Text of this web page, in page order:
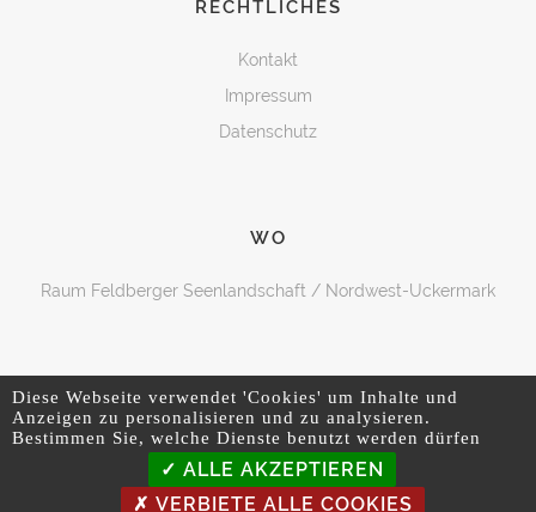
RECHTLICHES
Kontakt
Impressum
Datenschutz
WO
Raum Feldberger Seenlandschaft / Nordwest-Uckermark
Ralf Mittermüller. All Rights Reserved.
Diese Webseite verwendet 'Cookies' um Inhalte und
Anzeigen zu personalisieren und zu analysieren.
Bestimmen Sie, welche Dienste benutzt werden dürfen
ALLE AKZEPTIEREN
VERBIETE ALLE COOKIES